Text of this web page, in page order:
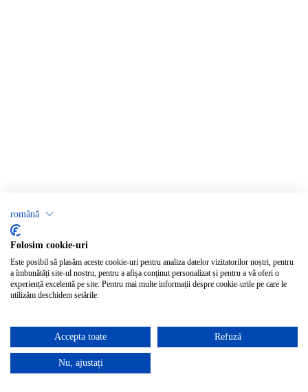
română
Folosim cookie-uri
Este posibil să plasăm aceste cookie-uri pentru analiza datelor vizitatorilor noștri, pentru
a îmbunătăți site-ul nostru, pentru a afișa conținut personalizat și pentru a vă oferi o
experiență excelentă pe site. Pentru mai multe informații despre cookie-urile pe care le
utilizăm deschidem setările.
Accepta toate Refuză
Nu, ajustați